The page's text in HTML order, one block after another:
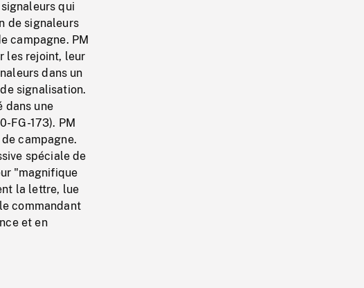
qui
de signaleurs
campagne. PM
les rejoint, leur
dans un
signalisation.
dans une
FG-173). PM
campagne.
spéciale de
"magnifique
la lettre, lue
commandant
et en